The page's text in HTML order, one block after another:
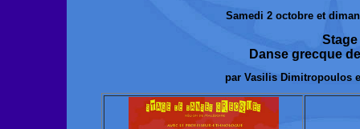
Samedi 2 octobre et
Stage
Danse grecque
par Vasilis Dimitropoulos